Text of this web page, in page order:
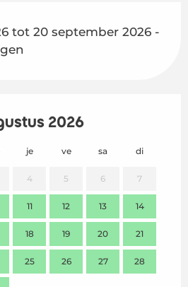
tot 20 september 2026 -
2026
je ve sa di
4 5 6 7
11 12 13 14
18 19 20 21
25 26 27 28